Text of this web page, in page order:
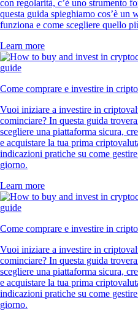
con regolarità, c’è uno strumento
questa guida spieghiamo cos’è un
funziona e come scegliere quello
Learn more
Come comprare e investire in
Vuoi iniziare a investire in
cominciare? In questa guida
scegliere una piattaforma sicura,
e acquistare la tua prima
indicazioni pratiche su come
giorno.
Learn more
Come comprare e investire in
Vuoi iniziare a investire in
cominciare? In questa guida
scegliere una piattaforma sicura,
e acquistare la tua prima
indicazioni pratiche su come
giorno.